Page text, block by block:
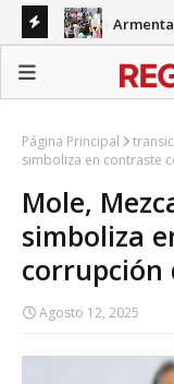
Página Principal
simboliza en contraste
Mole,
simboliza
corrupción
Agosto 12, 2025